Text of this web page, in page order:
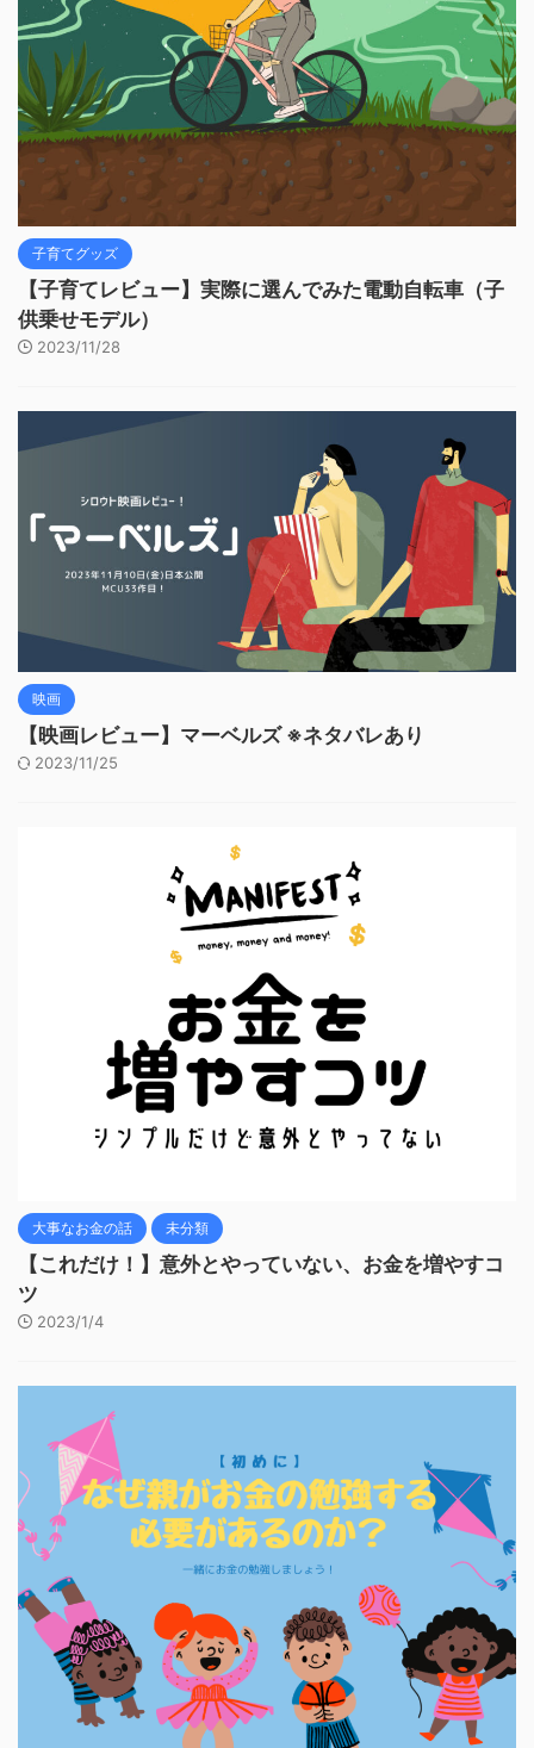
子育てグッズ
【子育てレビュー】実際に選んでみた電動自転車（子
供乗せモデル）
2023/11/28
映画
【映画レビュー】マーベルズ ※ネタバレあり
2023/11/25
大事なお金の話 未分類
【これだけ！】意外とやっていない、お金を増やすコ
ツ
2023/1/4